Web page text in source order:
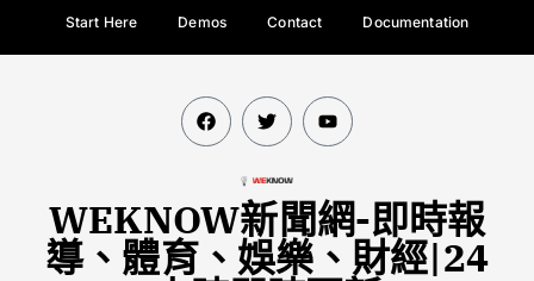
Start Here Demos Contact Documentation
WEKNOW新聞網-即時報
導、體育、娛樂、財經|24